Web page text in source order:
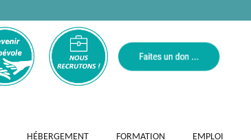
HÉBERGEMENT FORMATION EMPLOI